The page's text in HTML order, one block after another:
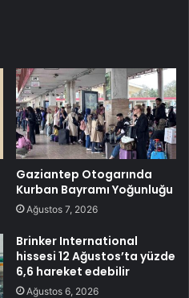
Gaziantep Otogarında
Kurban Bayramı Yoğunluğu
Ağustos 7, 2026
Brinker International
hissesi 12 Ağustos’ta yüzde
6,6 hareket edebilir
Ağustos 6, 2026